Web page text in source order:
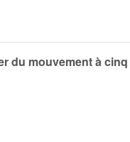
du mouvement à